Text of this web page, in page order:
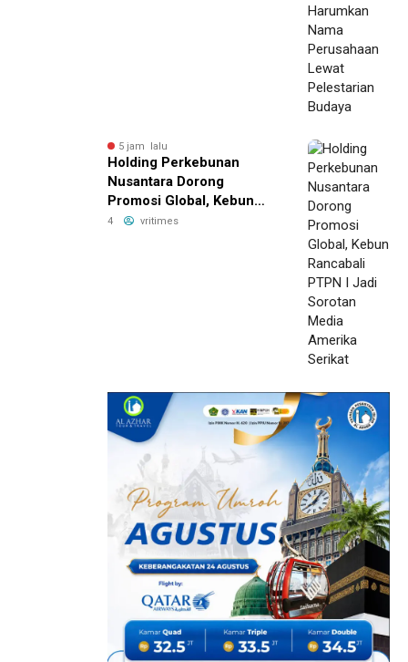
5 jam lalu
Holding Perkebunan
Nusantara Dorong
Promosi Global, Kebun
Rancabali PTPN I Jadi
4 vritimes